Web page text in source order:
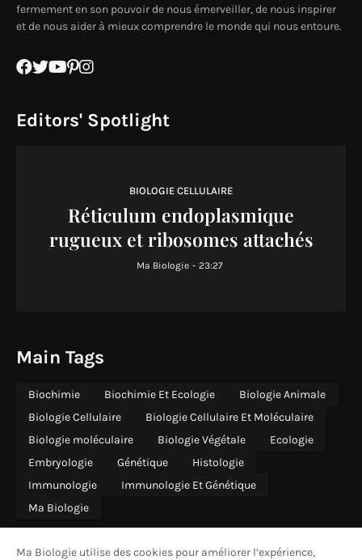
fermement en son pouvoir de nous émerveiller, de nous inspirer
et de nous aider à mieux comprendre le monde qui nous entoure.
Editors' Spotlight
BIOLOGIE CELLULAIRE
Réticulum endoplasmique
rugueux et ribosomes attachés
Ma Biologie - 23:27
Main Tags
Biochimie Biochimie Et Ecologie
Biologie Animale
Biologie Cellulaire
Biologie Cellulaire Et Moléculaire
Biologie moléculaire
Biologie Végétale
Ecologie
Embryologie
Génétique
Histologie
Immunologie
Immunologie Et Génétique
Ma Biologie
Ma Biologie utilise des cookies pour améliorer l’expérience,